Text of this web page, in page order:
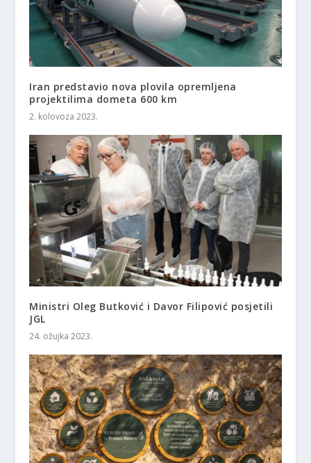
Iran predstavio nova plovila opremljena
projektilima dometa 600 km
2. kolovoza 2023.
Ministri Oleg Butković i Davor Filipović posjetili
JGL
24. ožujka 2023.